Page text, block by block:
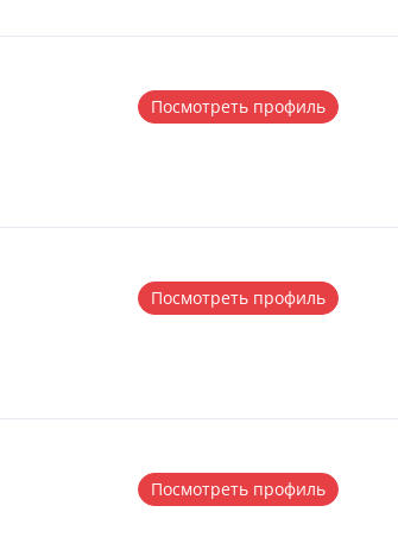
Посмотреть профиль
Посмотреть профиль
Посмотреть профиль